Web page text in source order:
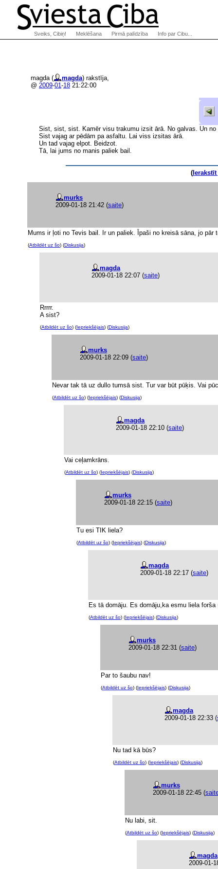
magda ( magda) rakstīja,
@ 2009-01-18 21:22:00
Sist, sist, sist. Kamēr visu trakumu izsit ārā. No galvas. Un
Sist vajag ar pēdām pa asfaltu. Lai viss izsitas ārā.
Un tad vajag elpot. Beidzot.
Tā, lai jums no manis paliek bail.
(
murks
2009-01-18 21:42 (saite)
Mums ir ļoti no Tevis bail. Ir un paliek. Īpaši no kreisā sāna, jo pār
(Atbildēt uz šo) (Diskusija)
magda
2009-01-18 22:07 (saite)
Rrrrr.
A sist?
(Atbildēt uz šo) (Iepriekšējais) (Diskusija)
murks
2009-01-18 22:09 (saite)
Nevar tak tā uz dullo tumsā sist. Tur var būt pūķis. Vai
(Atbildēt uz šo) (Iepriekšējais) (Diskusija)
magda
2009-01-18 22:10 (saite)
Vai ceļamkrāns.
(Atbildēt uz šo) (Iepriekšējais) (Diskusija)
murks
2009-01-18 22:15 (saite)
Tu esi TIK liela?
(Atbildēt uz šo) (Iepriekšējais) (Diskusija)
magda
2009-01-18 22:17 (saite)
Es tā domāju. Es domāju,ka esmu liela
(Atbildēt uz šo) (Iepriekšējais) (Diskusija)
murks
2009-01-18 22:31 (saite)
Par to šaubu nav!
(Atbildēt uz šo) (Iepriekšējais) (Diskusija)
magda
2009-01-18 22:33 (
Nu tad kā būs?
(Atbildēt uz šo) (Iepriekšējais) (Diskusija)
murks
2009-01-18 22:45 (
Nu labi, sit.
(Atbildēt uz šo) (Iepriekšējais) (Diskusija)
magda
2009-01-
Sveiks, Cibiņ! Meklēšana Pirmā palīdzība Info par Cibu...